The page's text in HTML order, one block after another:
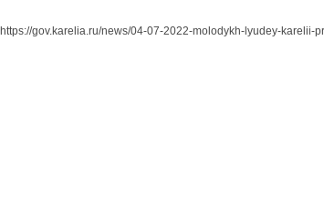
gov.karelia.ru/news/04-07-2022-molodykh-lyudey-